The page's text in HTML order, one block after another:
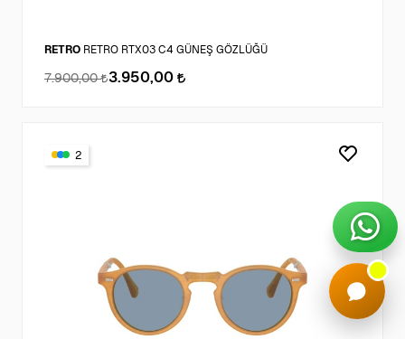
RETRO RETRO RTX03 C4 GÜNEŞ GÖZLÜĞÜ
7.900,00 3.950,00
2